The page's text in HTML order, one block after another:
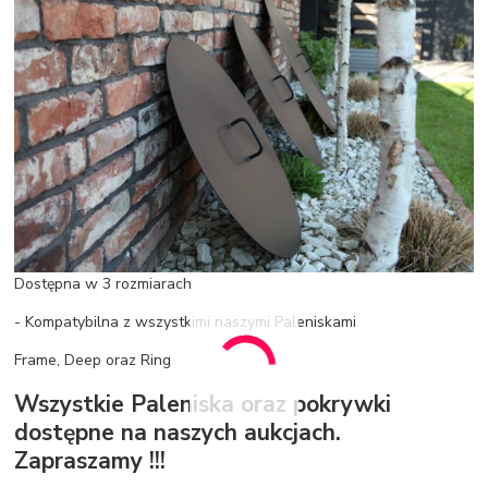
Dostępna w 3 rozmiarach
- Kompatybilna z wszystkimi naszymi Paleniskami
Frame, Deep oraz Ring
Wszystkie Paleniska oraz pokrywki
dostępne na naszych aukcjach.
Zapraszamy !!!